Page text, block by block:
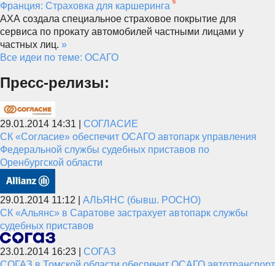
Франция: Страховка для каршеринга
АХА создала специальное страховое покрытие для
сервиса по прокату автомобилей частными лицами у
частных лиц. »
Все идеи по теме: ОСАГО
Пресс-релизы:
29.01.2014 14:31 | СОГЛАСИЕ
СК «Согласие» обеспечит ОСАГО автопарк управления
Федеральной службы судебных приставов по
Оренбургской области
29.01.2014 11:12 | АЛЬЯНС (бывш. РОСНО)
СК «Альянс» в Саратове застрахует автопарк службы
судебных приставов
23.01.2014 16:23 | СОГАЗ